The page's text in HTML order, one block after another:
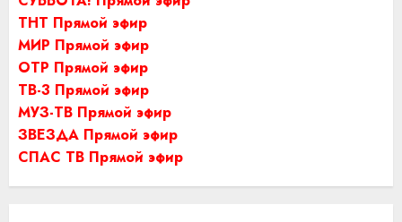
ТНТ Прямой эфир
МИР Прямой эфир
ОТР Прямой эфир
ТВ-3 Прямой эфир
МУЗ-ТВ Прямой эфир
ЗВЕЗДА Прямой эфир
СПАС ТВ Прямой эфир